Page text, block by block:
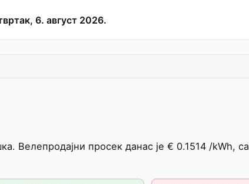
6. август 2026.
Велепродајни просек данас је € 0.1514 /kWh, са